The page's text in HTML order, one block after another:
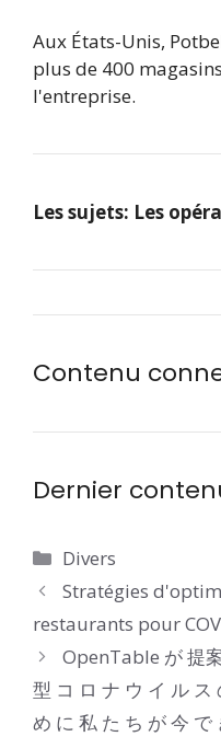
Aux États-Unis,
plus de 400
l'entreprise.
Les sujets: Les
Contenu
Dernier
Catégories
Divers
Stratégies
restaurants pour
OpenTable が 提
型 コ ロ ナ ウ イ ル ス
め に 私 た ち が 今 で